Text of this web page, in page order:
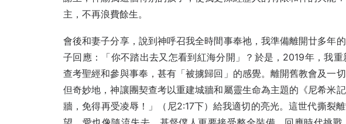
主，不再浪費餘生。
會後和妻子分享，說到神呼召我全時間事奉祂，我準備離開廿多年
子回應：「你不踏出去又怎看到紅海分開」？於是，2019年，我
查考聖經和參與事奉，甚有「被擄歸回」的感覺。離開舊教會及一
但奇妙地，神讓團契查考以重建城牆和屬靈生命為主題的《尼希米
牆，免得再受凌辱！」（尼2:17下）給我適切的亮光。這世代撕裂